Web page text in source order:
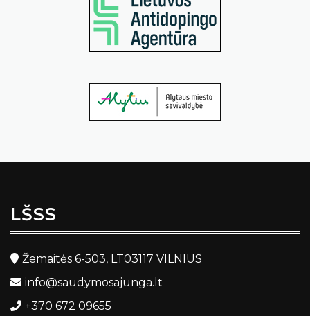
LŠSS
Žemaitės 6-503, LT03117 VILNIUS
info@saudymosajunga.lt
+370 672 09655